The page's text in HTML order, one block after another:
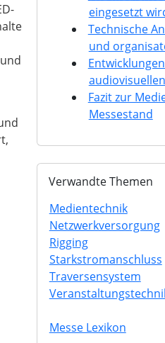
eingesetzt
Technische
und
Fazit zur
Messestand
Verwandte Themen
Medientechnik
Netzwerkversorgung
Rigging
Starkstromanschluss
Traversensystem
Messe Lexikon